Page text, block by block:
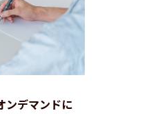
ンデマンドに